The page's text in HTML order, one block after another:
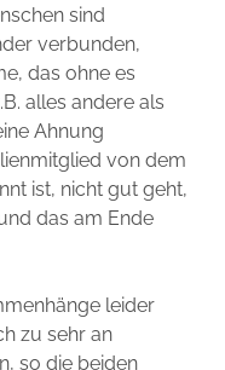
sind
verbunden,
das ohne es
alles andere als
Ahnung
von dem
ist, nicht gut geht,
das am Ende
leider
zu sehr an
so die beiden